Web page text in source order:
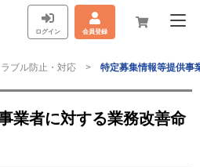
ログイン 会員登録
ラブル防止・対応 特定募集情報等提供事
業者に対する業務改善命